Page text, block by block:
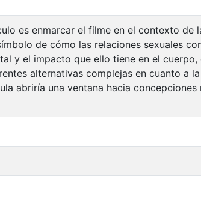
es enmarcar el filme en el contexto de
de cómo las relaciones sexuales
y el impacto que ello tiene en el
alternativas complejas en cuanto a
abriría una ventana hacia